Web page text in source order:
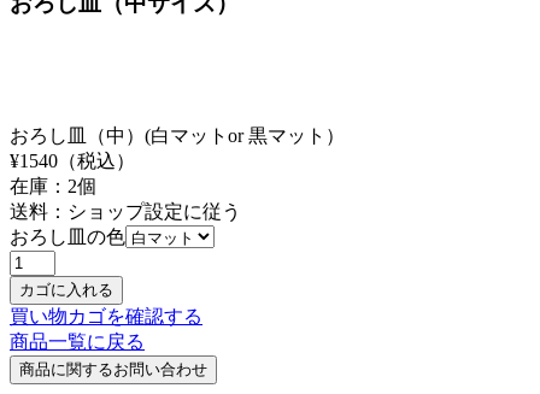
おろし皿（中）(白マットor 黒マット）
¥1540 （税込）
在庫： 2個
送料：ショップ設定に従う
おろし皿の色
買い物カゴを確認する
商品一覧に戻る